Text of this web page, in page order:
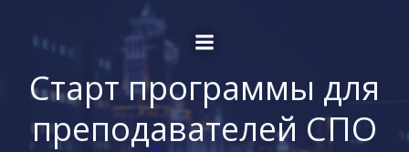
к
содержимому
Старт программы для
преподавателей СПО